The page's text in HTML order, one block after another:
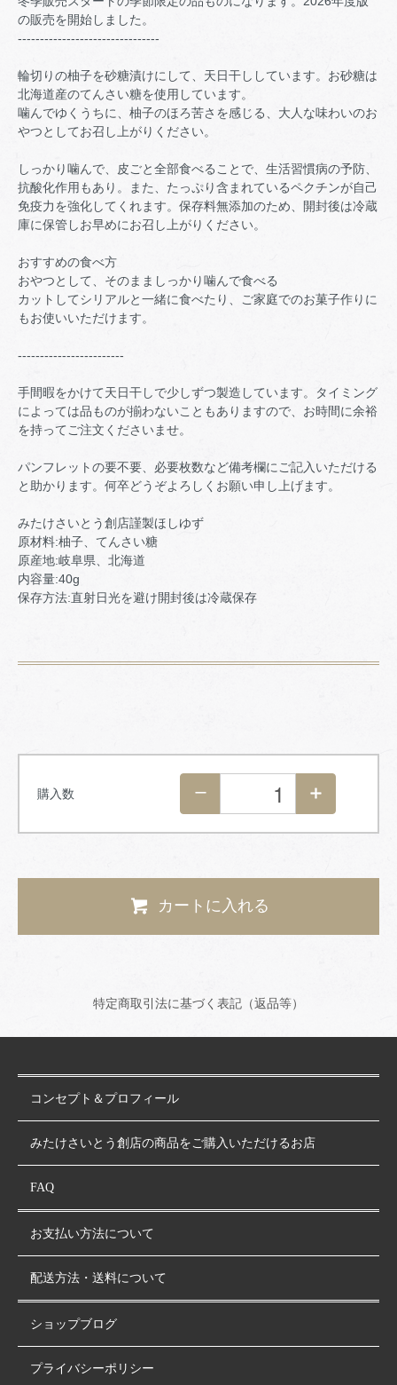
の販売を開始しました。
--------------------------------
輪切りの柚子を砂糖漬けにして、天日干ししています。お砂糖は
北海道産のてんさい糖を使用しています。
噛んでゆくうちに、柚子のほろ苦さを感じる、大人な味わいのお
やつとしてお召し上がりください。
しっかり噛んで、皮ごと全部食べることで、生活習慣病の予防、
抗酸化作用もあり。また、たっぷり含まれているペクチンが自己
免疫力を強化してくれます。保存料無添加のため、開封後は冷蔵
庫に保管しお早めにお召し上がりください。
おすすめの食べ方
おやつとして、そのまましっかり噛んで食べる
カットしてシリアルと一緒に食べたり、ご家庭でのお菓子作りに
もお使いいただけます。
------------------------
手間暇をかけて天日干しで少しずつ製造しています。タイミング
によっては品ものが揃わないこともありますので、お時間に余裕
を持ってご注文くださいませ。
パンフレットの要不要、必要枚数など備考欄にご記入いただける
と助かります。何卒どうぞよろしくお願い申し上げます。
みたけさいとう創店謹製ほしゆず
原材料:柚子、てんさい糖
原産地:岐阜県、北海道
内容量:40g
保存方法:直射日光を避け開封後は冷蔵保存
購入数
カートに入れる
特定商取引法に基づく表記（返品等）
コンセプト＆プロフィール
みたけさいとう創店の商品をご購入いただけるお店
FAQ
お支払い方法について
配送方法・送料について
ショップブログ
プライバシーポリシー